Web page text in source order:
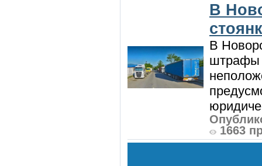
В
В
штрафы
1663